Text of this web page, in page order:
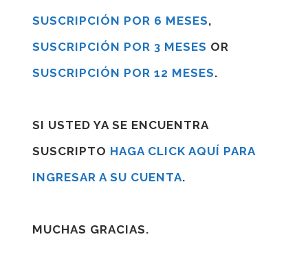
SUSCRIPCIÓN POR 6 MESES,
SUSCRIPCIÓN POR 3 MESES OR
SUSCRIPCIÓN POR 12 MESES.
SI USTED YA SE ENCUENTRA
SUSCRIPTO HAGA CLICK AQUÍ PARA
INGRESAR A SU CUENTA.
MUCHAS GRACIAS.